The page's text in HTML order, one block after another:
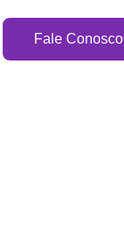
Fale Conosco